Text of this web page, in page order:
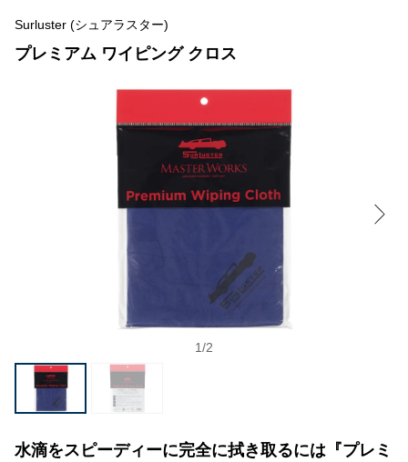
Surluster (シュアラスター)
プレミアム ワイピング クロス
1/2
水滴をスピーディーに完全に拭き取るには『プレミ